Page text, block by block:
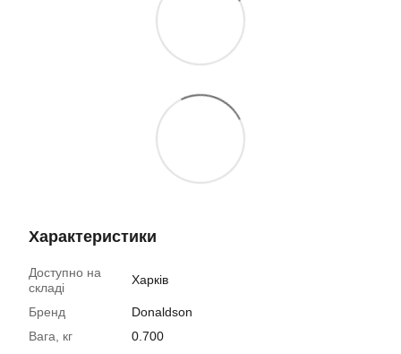
Характеристики
Доступно на
складі
Харків
Бренд
Donaldson
Вага, кг
0.700